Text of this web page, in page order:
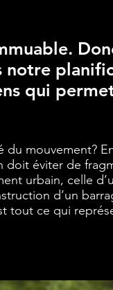
notre
qui
mouvement?
éviter de
urbain, celle
d’un
tout ce qui